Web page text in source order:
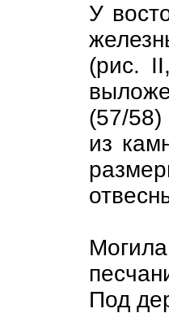
У
(рис. II,
(57/58)
из
Под